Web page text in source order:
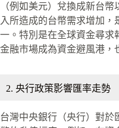
（例如美元）兌換成新台
入所造成的台幣需求增加，
一。特別是在全球資金尋求
金融市場成為資金避風港，
2. 央行政策影響匯率走勢
台灣中央銀行（央行）對於